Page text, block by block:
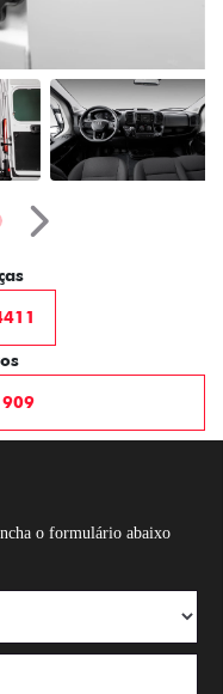
o formulário abaixo
Próximo